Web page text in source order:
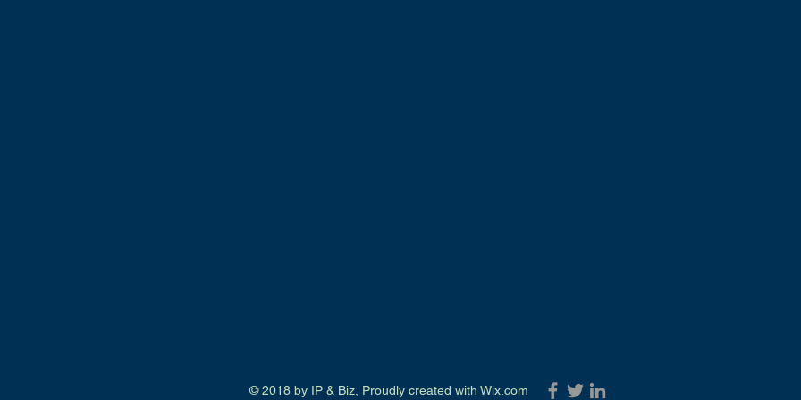
​​​​© 2018 by IP & Biz, Proudly created with Wix.com